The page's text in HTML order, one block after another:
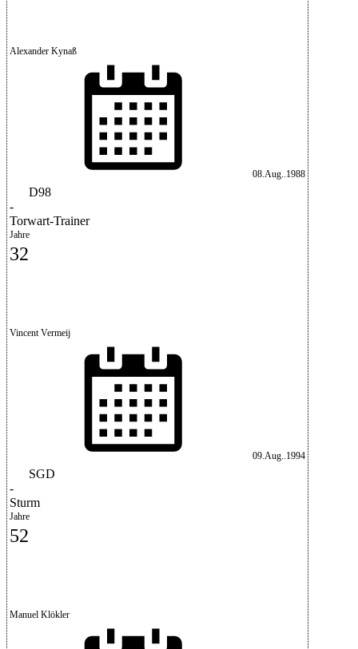
Alexander Kynaß
08.Aug..1988
D98
-
Torwart-Trainer
Jahre
32
Vincent Vermeij
09.Aug..1994
SGD
-
Sturm
Jahre
52
Manuel Klökler